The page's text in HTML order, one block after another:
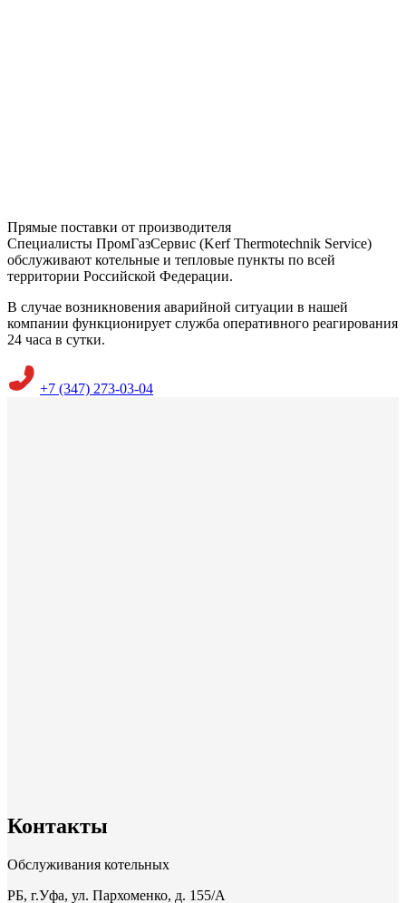
Прямые поставки от производителя
Специалисты ПромГазСервис (Kerf Thermotechnik Service)
обслуживают котельные и тепловые пункты по всей
территории Российской Федерации.
В случае возникновения аварийной ситуации в нашей
компании функционирует служба оперативного реагирования
24 часа в сутки.
+7 (347) 273-03-04
Контакты
Обслуживания котельных
РБ, г.Уфа, ул. Пархоменко, д. 155/A